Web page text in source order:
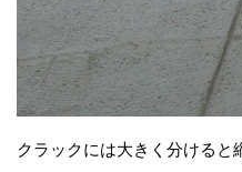
クラックには大きく分けると